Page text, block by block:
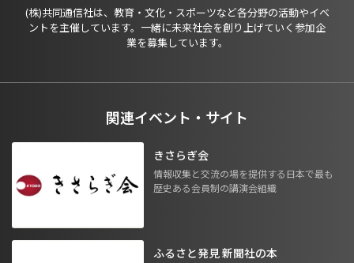
(株)共同通信社は、教育・文化・スポーツなど各分野の活動やイベ
ントを主催しています。一緒に未来社会を創り上げていく参加企
業を募集しています。
関連イベント・サイト
きさらぎ会
情報収集と交流の場を提供する日本で最も
歴史ある会員制の講演会組織
ふるさと発見 新聞社の本